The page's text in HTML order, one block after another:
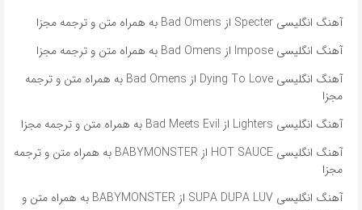
آهنگ انگلیسی Specter از Bad Omens به همراه متن و ترجمه مجزا
آهنگ انگلیسی Impose از Bad Omens به همراه متن و ترجمه مجزا
آهنگ انگلیسی Dying To Love از Bad Omens به همراه متن و ترجمه
مجزا
آهنگ انگلیسی Lighters از Bad Meets Evil به همراه متن و ترجمه مجزا
آهنگ انگلیسی HOT SAUCE از BABYMONSTER به همراه متن و ترجمه
مجزا
آهنگ انگلیسی SUPA DUPA LUV از BABYMONSTER به همراه متن و